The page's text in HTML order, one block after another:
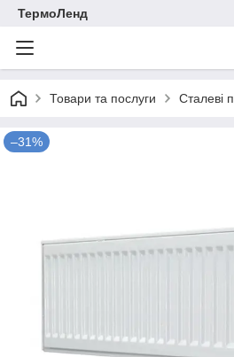
ТермоЛенд
Товари та послуги Сталеві
–31%